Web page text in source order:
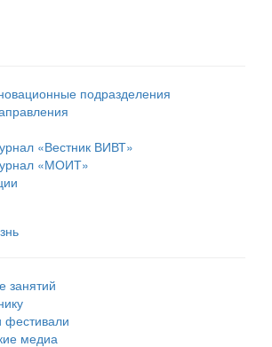
подразделения
«Вестник ВИВТ»
«МОИТ»
занятий
фестивали
медиа